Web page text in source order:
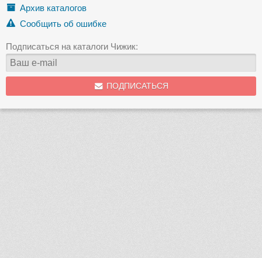
Архив каталогов
Сообщить об ошибке
Подписаться на каталоги Чижик:
ПОДПИСАТЬСЯ